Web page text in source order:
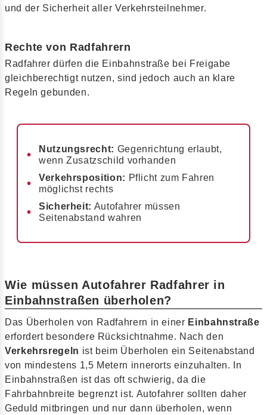
und der Sicherheit aller Verkehrsteilnehmer.
Rechte von Radfahrern
Radfahrer dürfen die Einbahnstraße bei Freigabe
gleichberechtigt nutzen, sind jedoch auch an klare
Regeln gebunden.
Nutzungsrecht: Gegenrichtung erlaubt,
wenn Zusatzschild vorhanden
Verkehrsposition: Pflicht zum Fahren
möglichst rechts
Sicherheit: Autofahrer müssen
Seitenabstand wahren
Wie müssen Autofahrer Radfahrer in
Einbahnstraßen überholen?
Das Überholen von Radfahrern in einer Einbahnstraße
erfordert besondere Rücksichtnahme. Nach den
Verkehrsregeln ist beim Überholen ein Seitenabstand
von mindestens 1,5 Metern innerorts einzuhalten. In
Einbahnstraßen ist das oft schwierig, da die
Fahrbahnbreite begrenzt ist. Autofahrer sollten daher
Geduld mitbringen und nur dann überholen, wenn